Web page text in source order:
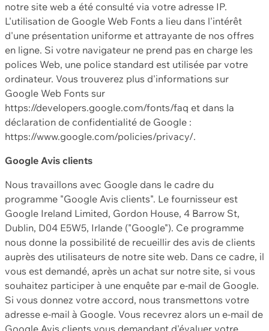
notre site web a été consulté via votre adresse IP.
L'utilisation de Google Web Fonts a lieu dans l'intérêt
d'une présentation uniforme et attrayante de nos offres
en ligne. Si votre navigateur ne prend pas en charge les
polices Web, une police standard est utilisée par votre
ordinateur. Vous trouverez plus d'informations sur
Google Web Fonts sur
https://developers.google.com/fonts/faq et dans la
déclaration de confidentialité de Google :
https://www.google.com/policies/privacy/.
Google Avis clients
Nous travaillons avec Google dans le cadre du
programme "Google Avis clients". Le fournisseur est
Google Ireland Limited, Gordon House, 4 Barrow St,
Dublin, D04 E5W5, Irlande ("Google"). Ce programme
nous donne la possibilité de recueillir des avis de clients
auprès des utilisateurs de notre site web. Dans ce cadre, il
vous est demandé, après un achat sur notre site, si vous
souhaitez participer à une enquête par e-mail de Google.
Si vous donnez votre accord, nous transmettons votre
adresse e-mail à Google. Vous recevrez alors un e-mail de